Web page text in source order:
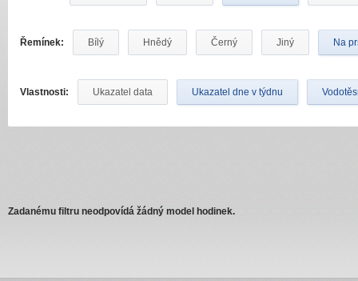
Řemínek: Bílý Hnědý Černý Jiný Na
Vlastnosti: Ukazatel data Ukazatel dne v týdnu
Zadanému filtru neodpovídá žádný model hodinek.